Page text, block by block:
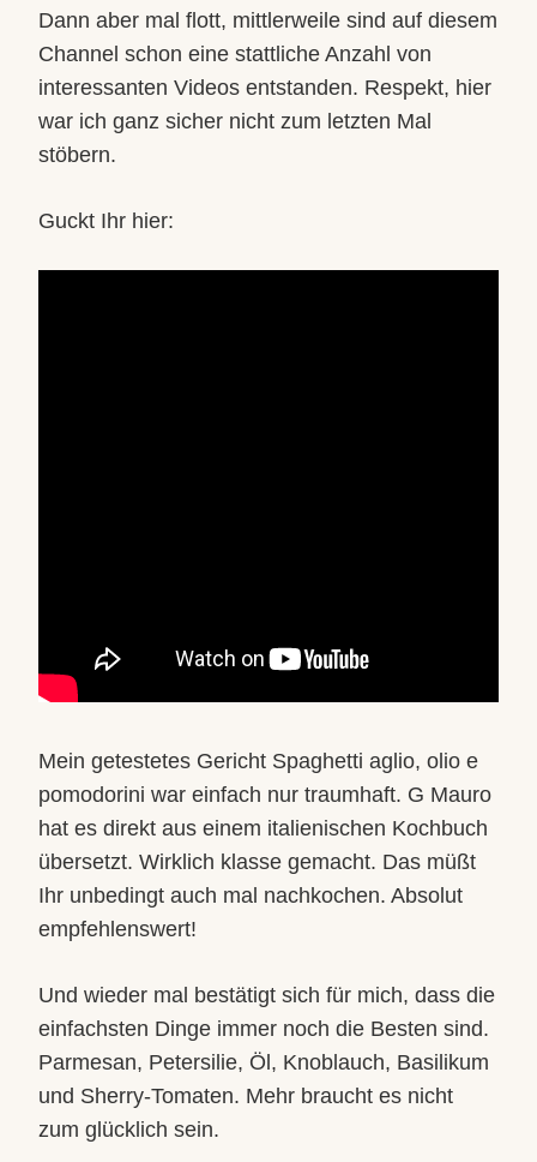
Dann aber mal flott, mittlerweile sind auf diesem
Channel schon eine stattliche Anzahl von
interessanten Videos entstanden. Respekt, hier
war ich ganz sicher nicht zum letzten Mal
stöbern.
Guckt Ihr hier:
Mein getestetes Gericht Spaghetti aglio, olio e
pomodorini war einfach nur traumhaft. G Mauro
hat es direkt aus einem italienischen Kochbuch
übersetzt. Wirklich klasse gemacht. Das müßt
Ihr unbedingt auch mal nachkochen. Absolut
empfehlenswert!
Und wieder mal bestätigt sich für mich, dass die
einfachsten Dinge immer noch die Besten sind.
Parmesan, Petersilie, Öl, Knoblauch, Basilikum
und Sherry-Tomaten. Mehr braucht es nicht
zum glücklich sein.